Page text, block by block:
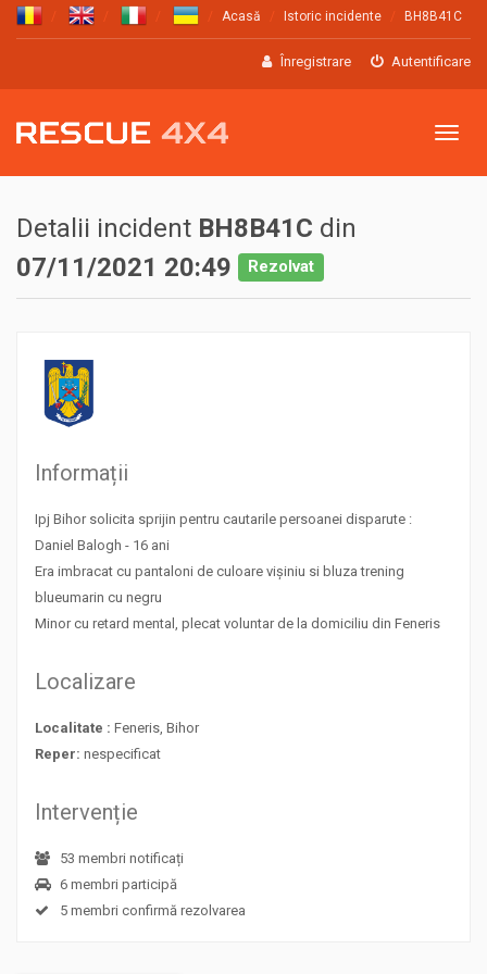
Acasă Istoric incidente BH8B41C
Înregistrare Autentificare
Meniu
Detalii incident BH8B41C din
07/11/2021 20:49
Rezolvat
Informații
Ipj Bihor solicita sprijin pentru cautarile persoanei disparute :
Daniel Balogh - 16 ani
Era imbracat cu pantaloni de culoare vișiniu si bluza trening
blueumarin cu negru
Minor cu retard mental, plecat voluntar de la domiciliu din Feneris
Localizare
Localitate : Feneris, Bihor
Reper: nespecificat
Intervenție
53 membri notificați
6 membri participă
5 membri confirmă rezolvarea